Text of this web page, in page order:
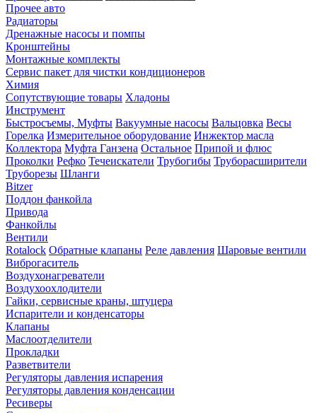
Прочее авто
Радиаторы
Дренажные насосы и помпы
Кронштейны
Монтажные комплекты
Сервис пакет для чистки кондиционеров
Химия
Сопутствующие товары Хладоны
Инструмент
Быстросъемы, Муфты Вакуумные насосы Вальцовка Весы
Горелка Измерительное оборудование Инжектор масла
Коллектора Муфта Ганзена Остальное Припой и флюс
Проколки Рефко Течеискатели Трубогибы Труборасширители
Труборезы Шланги
Bitzer
Поддон фанкойла
Привода
Фанкойлы
Вентили
Rotalock Обратные клапаны Реле давления Шаровые вентили
Виброгаситель
Воздухонагреватели
Воздухоохлодители
Гайки, сервисные краны, штуцера
Испарители и конденсаторы
Клапаны
Маслоотделители
Прокладки
Разветвители
Регуляторы давления испарения
Регуляторы давления конденсации
Ресиверы